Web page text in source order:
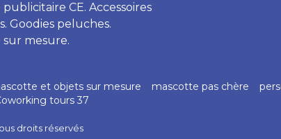
CE. Accessoires
Goodies peluches.
sur mesure.
et objets sur mesure mascotte pas chère
tours 37
droits réservés